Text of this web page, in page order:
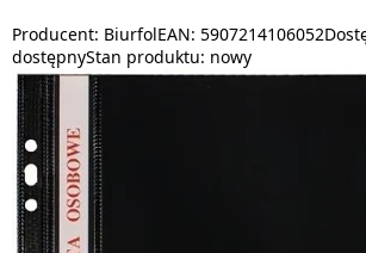
Producent: BiurfolEAN: 5907214106052
dostępnyStan produktu: nowy